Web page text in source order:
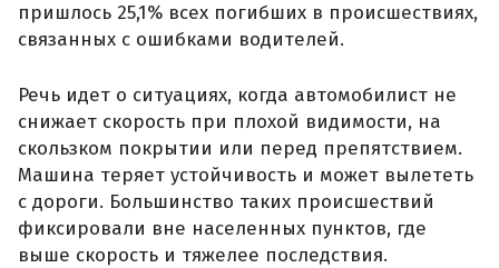
пришлось 25,1% всех погибших в происшествиях,
связанных с ошибками водителей.
Речь идет о ситуациях, когда автомобилист не
снижает скорость при плохой видимости, на
скользком покрытии или перед препятствием.
Машина теряет устойчивость и может вылететь
с дороги. Большинство таких происшествий
фиксировали вне населенных пунктов, где
выше скорость и тяжелее последствия.